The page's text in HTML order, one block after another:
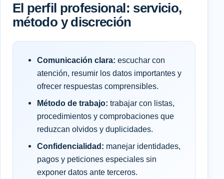
El perfil profesional: servicio,
método y discreción
Comunicación clara: escuchar con
atención, resumir los datos importantes y
ofrecer respuestas comprensibles.
Método de trabajo: trabajar con listas,
procedimientos y comprobaciones que
reduzcan olvidos y duplicidades.
Confidencialidad: manejar identidades,
pagos y peticiones especiales sin
exponer datos ante terceros.